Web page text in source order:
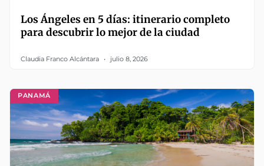
Los Ángeles en 5 días: itinerario completo
para descubrir lo mejor de la ciudad
Claudia Franco Alcántara julio 8, 2026
PANAMÁ